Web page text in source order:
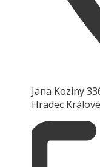
Jana Koziny
Hradec Králové